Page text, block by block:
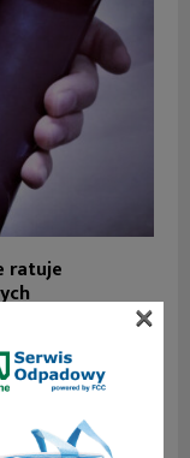
ratuje
×